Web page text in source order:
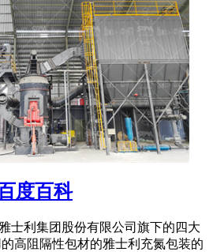
度百科
士利集团股份有限公司旗下的四大
高阻隔性包材的雅士利充氮包装的